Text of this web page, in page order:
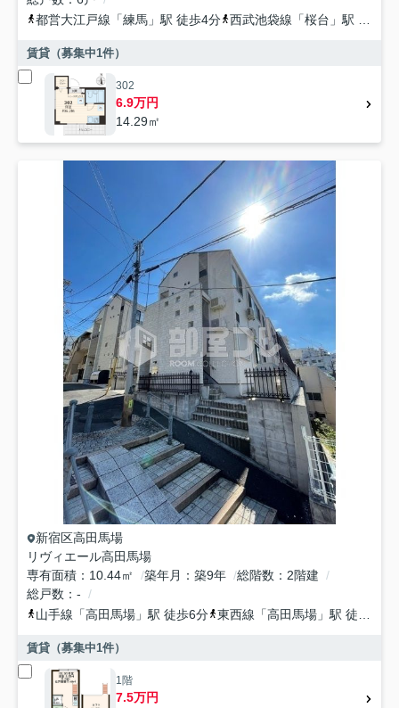
都営大江戸線 「練馬 」駅 徒歩4分 西武池袋線 「桜台 」駅 徒歩11分
賃貸（募集中1件）
302
6.9万円
14.29㎡
新宿区高田馬場
リヴィエール高田馬場
専有面積
10.44㎡ 築年月 築9年 総階数
2階建
総戸数
-
山手線 「高田馬場 」駅 徒歩6分 東西線 「高田馬場 」駅 徒歩3分
賃貸（募集中1件）
1階
7.5万円